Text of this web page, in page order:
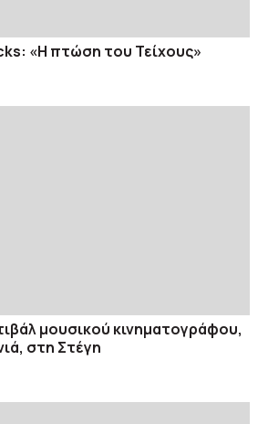
«H πτώση του Τείχους»
μουσικού κινηματογράφου,
στη Στέγη